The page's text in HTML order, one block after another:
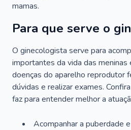
mamas.
Para que serve o
O ginecologista serve para
importantes da vida das meninas
doenças do aparelho reprodutor
dúvidas e realizar exames.
faz para entender melhor a
Acompanhar a puberdade